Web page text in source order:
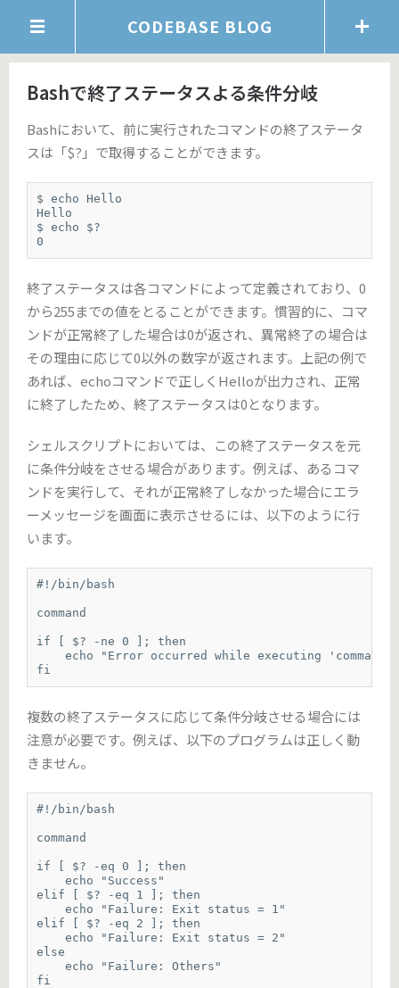
CODEBASE BLOG
Bashで終了ステータスよる条件分岐
Bashにおいて、前に実行されたコマンドの終了ステータ
スは「$?」で取得することができます。
$ echo Hello
Hello
$ echo $?
0
終了ステータスは各コマンドによって定義されており、0
から255までの値をとることができます。慣習的に、コマ
ンドが正常終了した場合は0が返され、異常終了の場合は
その理由に応じて0以外の数字が返されます。上記の例で
あれば、echoコマンドで正しくHelloが出力され、正常
に終了したため、終了ステータスは0となります。
シェルスクリプトにおいては、この終了ステータスを元
に条件分岐をさせる場合があります。例えば、あるコマ
ンドを実行して、それが正常終了しなかった場合にエラ
ーメッセージを画面に表示させるには、以下のように行
います。
#!/bin/bash
command
if [ $? -ne 0 ]; then
    echo "Error occurred while executing 'command'"
fi
複数の終了ステータスに応じて条件分岐させる場合には
注意が必要です。例えば、以下のプログラムは正しく動
きません。
#!/bin/bash
command
if [ $? -eq 0 ]; then
    echo "Success"
elif [ $? -eq 1 ]; then
    echo "Failure: Exit status = 1"
elif [ $? -eq 2 ]; then
    echo "Failure: Exit status = 2"
else
    echo "Failure: Others"
fi